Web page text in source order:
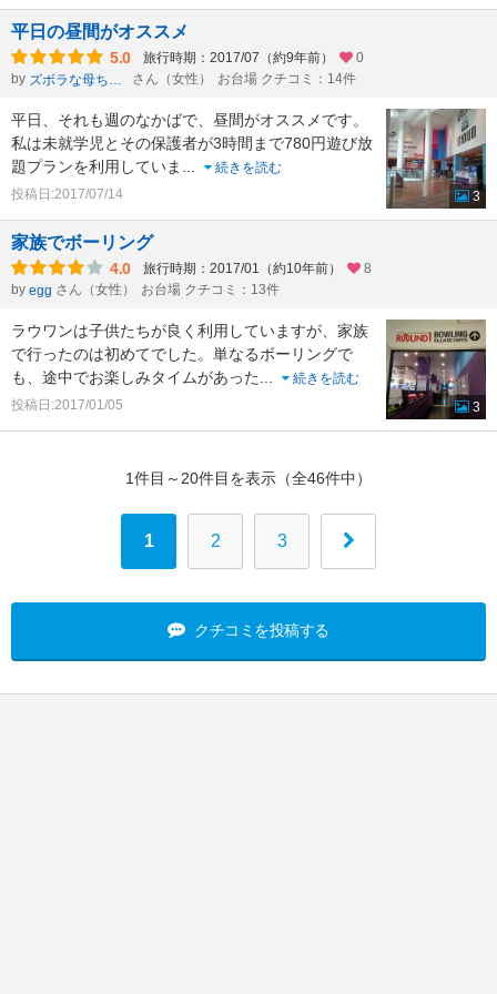
平日の昼間がオススメ
5.0 旅行時期：2017/07（約9年前）
0
by
ズボラな母ちゃん さん（女性） お台場 クチコミ：14件
平日、それも週のなかばで、昼間がオススメです。
私は未就学児とその保護者が3時間まで780円遊び放
題プランを利用していま ...
続きを読む
投稿日:2017/07/14
3
家族でボーリング
4.0 旅行時期：2017/01（約10年前）
8
by egg さん（女性） お台場 クチコミ：13件
ラウワンは子供たちが良く利用していますが、家族
で行ったのは初めてでした。単なるボーリングで
も、途中でお楽しみタイムがあった...
続きを読む
投稿日:2017/01/05
3
1件目～20件目を表示（全46件中）
1 2 3
クチコミを投稿する